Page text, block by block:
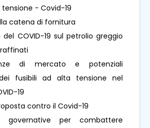
- Covid-19
catena di fornitura
del COVID-19 sul petrolio greggio
di mercato e potenziali
fusibili ad alta tensione nel
19
contro il Covid-19
governative per combattere